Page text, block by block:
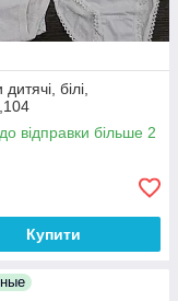
білі,
відправки більше 2
Купити